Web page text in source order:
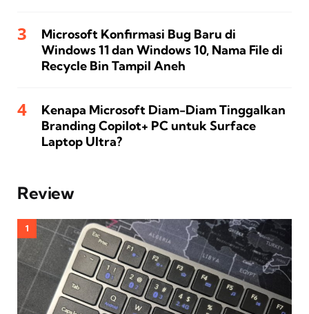
Microsoft Konfirmasi Bug Baru di
Windows 11 dan Windows 10, Nama File di
Recycle Bin Tampil Aneh
Kenapa Microsoft Diam-Diam Tinggalkan
Branding Copilot+ PC untuk Surface
Laptop Ultra?
Review